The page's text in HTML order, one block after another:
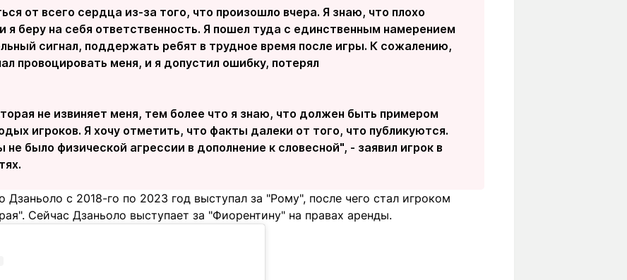
от всего сердца из-за того, что произошло вчера. Я знаю, что плохо
я беру на себя ответственность. Я пошел туда с единственным намерением
сигнал, поддержать ребят в трудное время после игры. К сожалению,
провоцировать меня, и я допустил ошибку, потерял
не извиняет меня, тем более что я знаю, что должен быть примером
игроков. Я хочу отметить, что факты далеки от того, что публикуются.
было физической агрессии в дополнение к словесной", - заявил игрок в
с 2018-го по 2023 год выступал за "Рому", после чего стал игроком
Сейчас Дзаньоло выступает за "Фиорентину" на правах аренды.